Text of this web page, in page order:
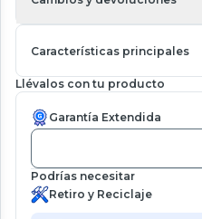
Características principales
Llévalos con tu producto
Garantía Extendida
Podrías necesitar
Retiro y Reciclaje